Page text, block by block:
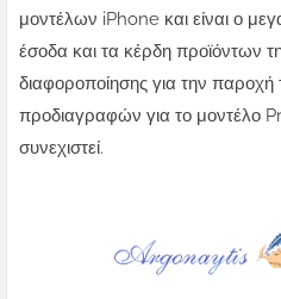
μοντέλων iPhone και είναι ο
έσοδα και τα κέρδη προϊόντων
διαφοροποίησης για την
προδιαγραφών για το μοντέλο
συνεχιστεί.